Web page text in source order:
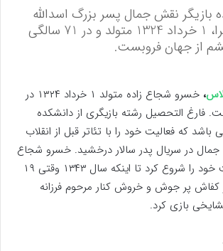
نقش جمال پسر بزرگ اسدالله
خان و همسر زهرا، 1 خرداد 1324 متولد و در 71 سالگی
،
خسرو شجاع زاده متولد ۱ خرداد ۱۳۲۴ در
فارغ التحصیل رشته بازیگری از دانشکده
که فعالیت خود را با تئاتر قبل از انقلاب
در سریال پدر سالار درخشید. خسرو شجاع
زاده، با تئاتر فعالیت خود را شروع کرد تا اینکه سال ۱۳۴۳ وقتی ۱۹
کفاش پر جوش و خروش کنار مرحوم فرزانه
بازی کرد.